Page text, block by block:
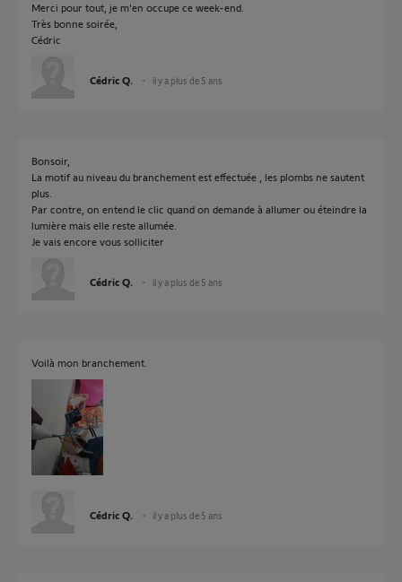
Merci pour tout, je m'en occupe ce week-end.
Très bonne soirée,
Cédric
Cédric Q. il y a plus de 5 ans
Bonsoir,
La motif au niveau du branchement est effectuée , les plombs ne sautent
plus.
Par contre, on entend le clic quand on demande à allumer ou éteindre la
lumière mais elle reste allumée.
Je vais encore vous solliciter
Cédric Q. il y a plus de 5 ans
Voilà mon branchement.
Cédric Q. il y a plus de 5 ans